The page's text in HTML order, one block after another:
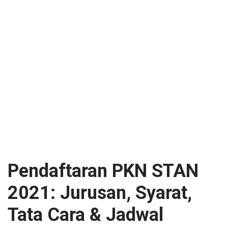
Pendaftaran PKN STAN
2021: Jurusan, Syarat,
Tata Cara & Jadwal